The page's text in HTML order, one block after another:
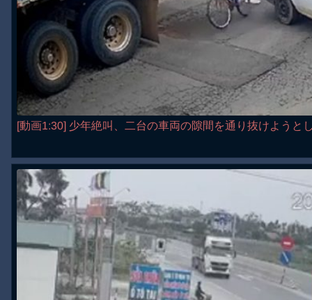
[動画1:30] 少年絶叫、二台の車両の隙間を通り抜けようと